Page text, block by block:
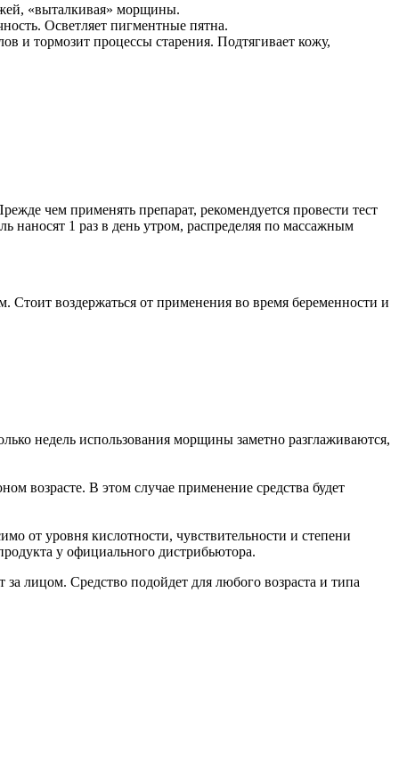
«выталкивая» морщины.
Осветляет пигментные пятна.
и тормозит процессы старения. Подтягивает кожу,
чем применять препарат, рекомендуется провести тест
наносят 1 раз в день утром, распределяя по массажным
воздержаться от применения во время беременности и
недель использования морщины заметно разглаживаются,
возрасте. В этом случае применение средства будет
от уровня кислотности, чувствительности и степени
у официального дистрибьютора.
лицом. Средство подойдет для любого возраста и типа